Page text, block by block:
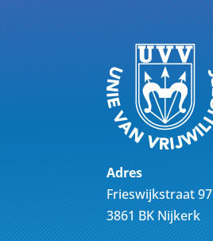
Adres
Frieswijkstraat 97
3861 BK Nijkerk